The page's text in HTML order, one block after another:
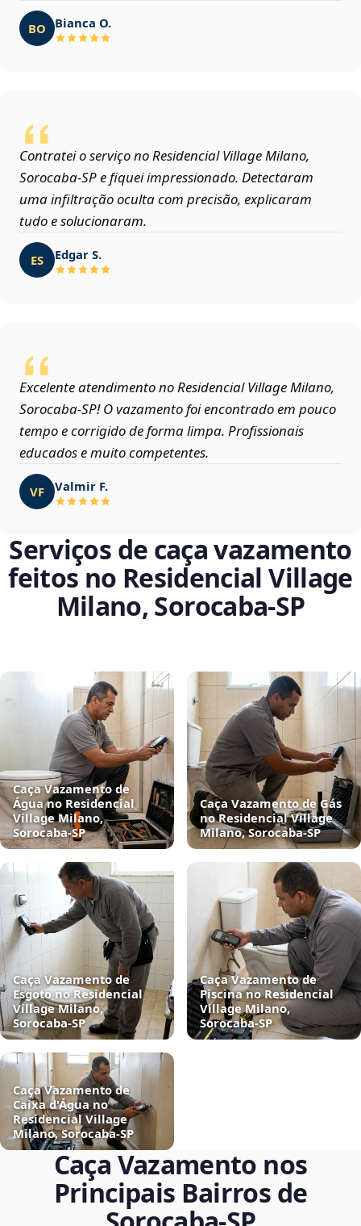
BO Bianca O.
Contratei o serviço no Residencial Village Milano,
Sorocaba‑SP e fiquei impressionado. Detectaram
uma infiltração oculta com precisão, explicaram
tudo e solucionaram.
ES Edgar S.
Excelente atendimento no Residencial Village Milano,
Sorocaba‑SP! O vazamento foi encontrado em pouco
tempo e corrigido de forma limpa. Profissionais
educados e muito competentes.
VF Valmir F.
Serviços de caça vazamento
feitos no Residencial Village
Milano, Sorocaba‑SP
Caça Vazamento de
Água no Residencial
Village Milano,
Sorocaba‑SP
Caça Vazamento de Gás
no Residencial Village
Milano, Sorocaba‑SP
Caça Vazamento de
Esgoto no Residencial
Village Milano,
Sorocaba‑SP
Caça Vazamento de
Piscina no Residencial
Village Milano,
Sorocaba‑SP
Caça Vazamento de
Caixa d'Água no
Residencial Village
Milano, Sorocaba‑SP
Caça Vazamento nos
Principais Bairros de